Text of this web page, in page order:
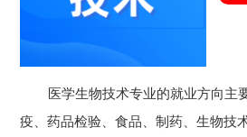
医学生物技术专业的就业方向主
疫、药品检验、食品、制药、生物技